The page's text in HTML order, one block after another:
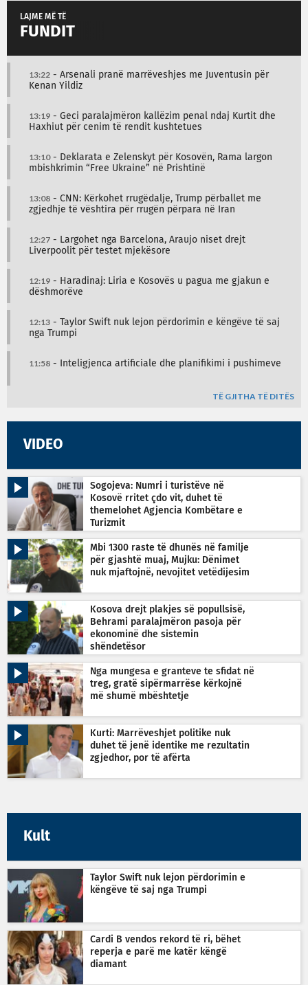
LAJME MË TË
FUNDIT
13:22 - Arsenali pranë marrëveshjes me Juventusin për
Kenan Yildiz
13:19 - Geci paralajmëron kallëzim penal ndaj Kurtit dhe
Haxhiut për cenim të rendit kushtetues
13:10- Deklarata e Zelenskyt për Kosovën, Rama largon
mbishkrimin “Free Ukraine” në Prishtinë
13:08 - CNN: Kërkohet rrugëdalje, Trump përballet me
zgjedhje të vështira për rrugën përpara në Iran
12:27 - Largohet nga Barcelona, Araujo niset drejt
Liverpoolit për testet mjekësore
12:19 - Haradinaj: Liria e Kosovës u pagua me gjakun e
dëshmorëve
12:13 - Taylor Swift nuk lejon përdorimin e këngëve të saj
nga Trumpi
11:58 - Inteligjenca artificiale dhe planifikimi i pushimeve
TË GJITHA TË DITËS
VIDEO
Sogojeva: Numri i turistëve në
Kosovë rritet çdo vit, duhet të
themelohet Agjencia Kombëtare e
Turizmit
Mbi 1300 raste të dhunës në familje
për gjashtë muaj, Mujku: Dënimet
nuk mjaftojnë, nevojitet vetëdijesim
Kosova drejt plakjes së popullsisë,
Behrami paralajmëron pasoja për
ekonominë dhe sistemin
shëndetësor
Nga mungesa e granteve te sfidat në
treg, gratë sipërmarrëse kërkojnë
më shumë mbështetje
Kurti: Marrëveshjet politike nuk
duhet të jenë identike me rezultatin
zgjedhor, por të afërta
Kult
Taylor Swift nuk lejon përdorimin e
këngëve të saj nga Trumpi
Cardi B vendos rekord të ri, bëhet
reperja e parë me katër këngë
diamant